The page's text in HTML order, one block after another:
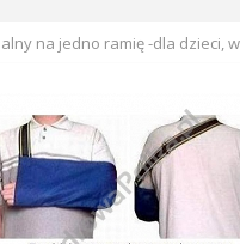
na jedno ramię -dla dzieci,